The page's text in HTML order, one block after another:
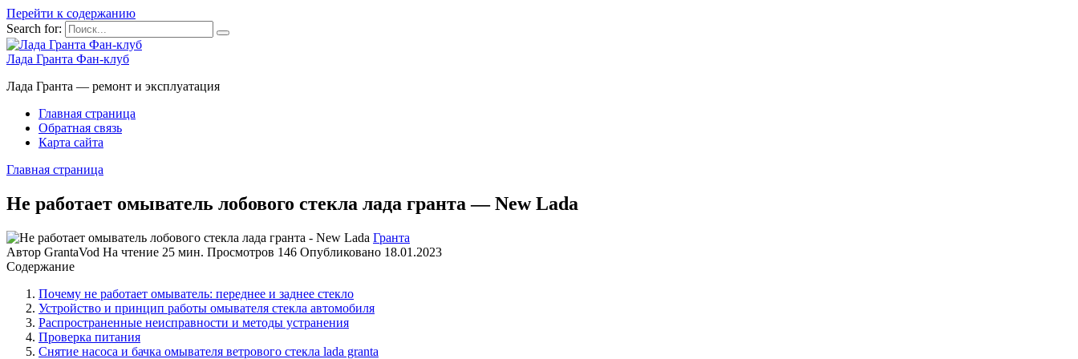
Перейти к содержанию
Search for:
Лада Гранта Фан-клуб
Лада Гранта — ремонт и эксплуатация
Главная страница
Обратная связь
Карта сайта
Главная страница
Не работает омыватель лобового стекла лада гранта — New Lada
Гранта
Автор GrantaVod На чтение 25 мин. Просмотров 146 Опубликовано 18.01.2023
Содержание
Почему не работает омыватель: переднее и заднее стекло
Устройство и принцип работы омывателя стекла автомобиля
Распространенные неисправности и методы устранения
Проверка питания
Снятие насоса и бачка омывателя ветрового стекла lada granta